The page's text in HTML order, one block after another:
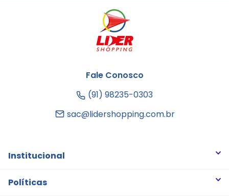
Fale Conosco
(91) 98235-0303
sac@lidershopping.com.br
Institucional
Quem somos
Políticas